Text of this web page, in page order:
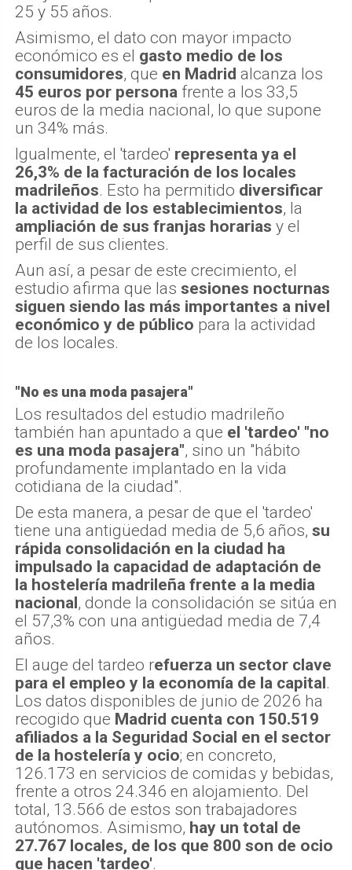
25 y 55 años.
Asimismo, el dato con mayor impacto
económico es el gasto medio de los
consumidores, que en Madrid alcanza los
45 euros por persona frente a los 33,5
euros de la media nacional, lo que supone
un 34% más.
Igualmente, el 'tardeo' representa ya el
26,3% de la facturación de los locales
madrileños. Esto ha permitido diversificar
la actividad de los establecimientos, la
ampliación de sus franjas horarias y el
perfil de sus clientes.
Aun así, a pesar de este crecimiento, el
estudio afirma que las sesiones nocturnas
siguen siendo las más importantes a nivel
económico y de público para la actividad
de los locales.
"No es una moda pasajera"
Los resultados del estudio madrileño
también han apuntado a que el 'tardeo' "no
es una moda pasajera", sino un "hábito
profundamente implantado en la vida
cotidiana de la ciudad".
De esta manera, a pesar de que el 'tardeo'
tiene una antigüedad media de 5,6 años, su
rápida consolidación en la ciudad ha
impulsado la capacidad de adaptación de
la hostelería madrileña frente a la media
nacional, donde la consolidación se sitúa en
el 57,3% con una antigüedad media de 7,4
años.
El auge del tardeo refuerza un sector clave
para el empleo y la economía de la capital.
Los datos disponibles de junio de 2026 ha
recogido que Madrid cuenta con 150.519
afiliados a la Seguridad Social en el sector
de la hostelería y ocio; en concreto,
126.173 en servicios de comidas y bebidas,
frente a otros 24.346 en alojamiento. Del
total, 13.566 de estos son trabajadores
autónomos. Asimismo, hay un total de
27.767 locales, de los que 800 son de ocio
que hacen 'tardeo'.